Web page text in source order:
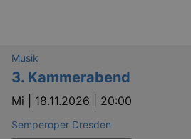
Musik
3. Kammerabend
Mi | 18.11.2026 | 20:00
Semperoper Dresden